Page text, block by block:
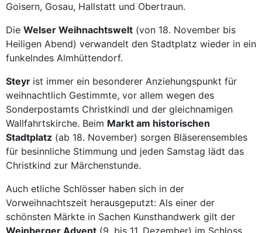
Goisern, Gosau, Hallstatt und Obertraun.
Die Welser Weihnachtswelt (von 18. November bis
Heiligen Abend) verwandelt den Stadtplatz wieder in ein
funkelndes Almhüttendorf.
Steyr ist immer ein besonderer Anziehungspunkt für
weihnachtlich Gestimmte, vor allem wegen des
Sonderpostamts Christkindl und der gleichnamigen
Wallfahrtskirche. Beim Markt am historischen
Stadtplatz (ab 18. November) sorgen Bläserensembles
für besinnliche Stimmung und jeden Samstag lädt das
Christkind zur Märchenstunde.
Auch etliche Schlösser haben sich in der
Vorweihnachtszeit herausgeputzt: Als einer der
schönsten Märkte in Sachen Kunsthandwerk gilt der
Weinberger Advent (9. bis 11. Dezember) im Schloss